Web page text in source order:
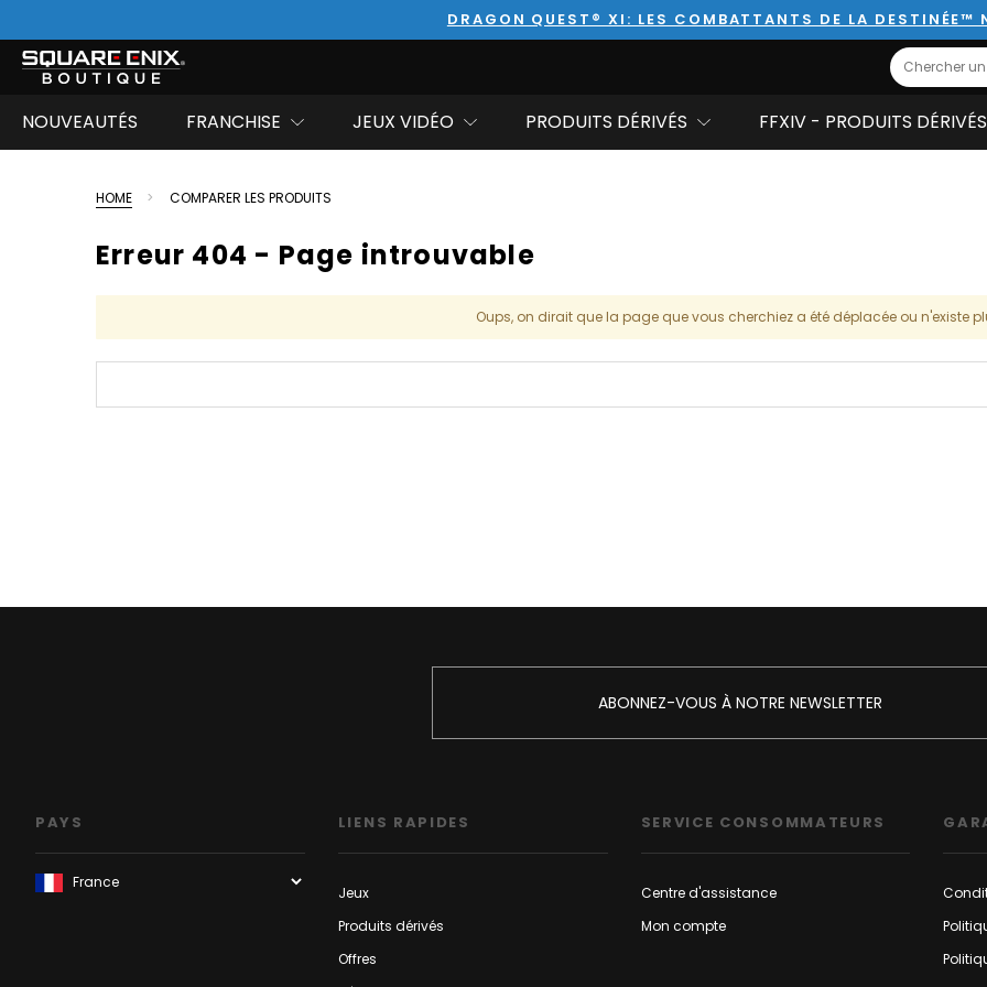
DRAGON QUEST® XI: LES COMBATTANTS DE LA DESTINÉE™
Search
NOUVEAUTÉS FRANCHISE JEUX VIDÉO PRODUITS DÉRIVÉS FFXIV - PRODUITS DÉRIVÉS
HOME COMPARER LES PRODUITS
Erreur 404 - Page introuvable
Oups, on dirait que la page que vous cherchiez a été déplacée ou n'existe
ABONNEZ-VOUS À NOTRE NEWSLETTER
PAYS LIENS RAPIDES
Jeux
Produits dérivés
Offres
SERVICE CONSOMMATEURS
Centre d'assistance
Mon compte